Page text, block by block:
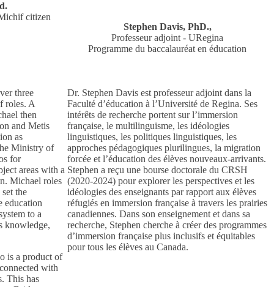
citizen
Stephen Davis, PhD.,
Professeur adjoint - URegina
Programme du baccalauréat en éducation
three
roles. A
then
and Metis
as
Ministry of
for
areas with a
Michael roles
the
education
to a
knowledge,
is a product of
with
This has
Dr. Stephen Davis est professeur adjoint dans la
Faculté d’éducation à l’Université de Regina. Ses
intérêts de recherche portent sur l’immersion
française, le multilinguisme, les idéologies
linguistiques, les politiques linguistiques, les
approches pédagogiques plurilingues, la migration
forcée et l’éducation des élèves nouveaux-arrivants.
Stephen a reçu une bourse doctorale du CRSH
(2020-2024) pour explorer les perspectives et les
idéologies des enseignants par rapport aux élèves
réfugiés en immersion française à travers les prairies
canadiennes. Dans son enseignement et dans sa
recherche, Stephen cherche à créer des programmes
d’immersion française plus inclusifs et équitables
pour tous les élèves au Canada.